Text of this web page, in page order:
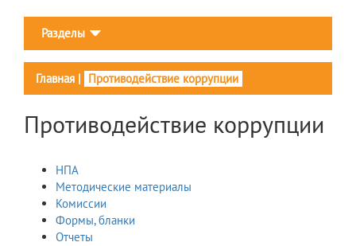
Разделы
Главная | Противодействие коррупции
Противодействие коррупции
НПА
Методические материалы
Комиссии
Формы, бланки
Отчеты